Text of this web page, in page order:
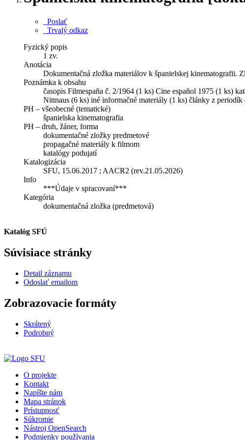
Poslať
Trvalý odkaz
Fyzický popis
1 zv.
Anotácia
Dokumentačná zložka materiálov k španielskej kinematografii.
Poznámka k obsahu
časopis Filmespaña č. 2/1964 (1 ks) Cine español 1975 (1 ks)
Nittnaus (6 ks) iné informačné materiály (1 ks) články z periodík
PH – všeobecné (tematické)
španielska kinematografia
PH – druh, žáner, forma
dokumentačné zložky predmetové
propagačné materiály k filmom
katalógy podujatí
Katalogizácia
SFU, 15.06.2017 ; AACR2 (rev.21.05.2026)
Info
***Údaje v spracovaní***
Kategória
dokumentačná zložka (predmetová)
Katalóg SFÚ
Súvisiace stránky
Detail záznamu
Odoslať emailom
Zobrazovacie formáty
Skrátený
Podrobný
O projekte
Kontakt
Napíšte nám
Mapa stránok
Prístupnosť
Súkromie
Nástroj OpenSearch
Podmienky používania